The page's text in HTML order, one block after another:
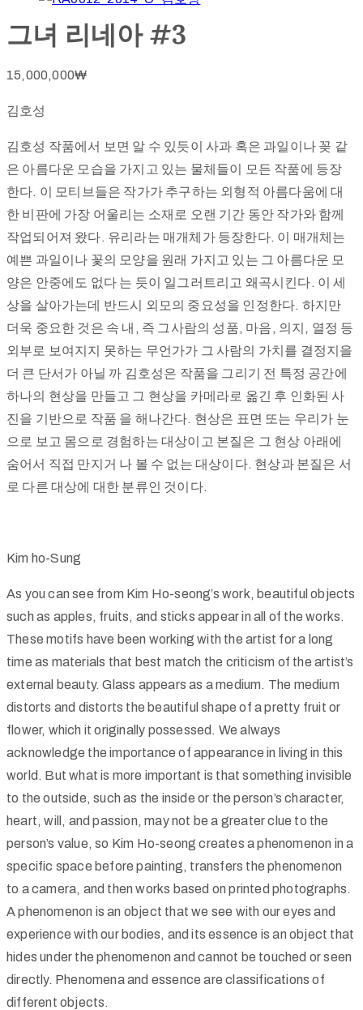
그녀 리네아 #3
15,000,000₩
김호성
김호성 작품에서 보면 알 수 있듯이 사과 혹은 과일이나 꽂 같
은 아름다운 모습을 가지고 있는 물체들이 모든 작품에 등장
한다. 이 모티브들은 작가가 추구하는 외형적 아름다움에 대
한 비판에 가장 어울리는 소재로 오랜 기간 동안 작가와 함께
작업되어져 왔다. 유리라는 매개체가 등장한다. 이 매개체는
예쁜 과일이나 꽃의 모양을 원래 가지고 있는 그 아름다운 모
양은 안중에도 없다 는 듯이 일그러트리고 왜곡시킨다. 이 세
상을 살아가는데 반드시 외모의 중요성을 인정한다. 하지만
더욱 중요한 것은 속 내, 즉 그사람의 성품, 마음, 의지, 열정 등
외부로 보여지지 못하는 무언가가 그 사람의 가치를 결정지을
더 큰 단서가 아닐 까 김호성은 작품을 그리기 전 특정 공간에
하나의 현상을 만들고 그 현상을 카메라로 옮긴 후 인화된 사
진을 기반으로 작품 을 해나간다. 현상은 표면 또는 우리가 눈
으로 보고 몸으로 경험하는 대상이고 본질은 그 현상 아래에
숨어서 직접 만지거 나 볼 수 없는 대상이다. 현상과 본질은 서
로 다른 대상에 대한 분류인 것이다.
Kim ho-Sung
As you can see from Kim Ho-seong’s work, beautiful objects
such as apples, fruits, and sticks appear in all of the works.
These motifs have been working with the artist for a long
time as materials that best match the criticism of the artist’s
external beauty. Glass appears as a medium. The medium
distorts and distorts the beautiful shape of a pretty fruit or
flower, which it originally possessed. We always
acknowledge the importance of appearance in living in this
world. But what is more important is that something invisible
to the outside, such as the inside or the person’s character,
heart, will, and passion, may not be a greater clue to the
person’s value, so Kim Ho-seong creates a phenomenon in a
specific space before painting, transfers the phenomenon
to a camera, and then works based on printed photographs.
A phenomenon is an object that we see with our eyes and
experience with our bodies, and its essence is an object that
hides under the phenomenon and cannot be touched or seen
directly. Phenomena and essence are classifications of
different objects.